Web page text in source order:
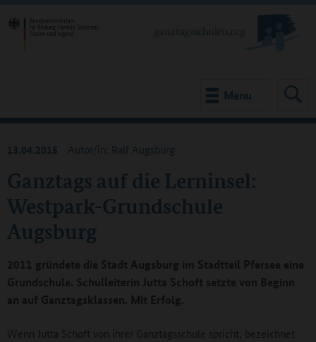
Menu
Ganztags auf die Lerninsel:
Westpark-Grundschule
Augsburg
13.04.2015 Autor/in: Ralf Augsburg
2011 gründete die Stadt Augsburg im Stadtteil Pfersee eine
Grundschule. Schulleiterin Jutta Schoft setzte von Beginn
an auf Ganztagsklassen. Mit Erfolg.
Wenn Jutta Schoft von ihrer Ganztagsschule spricht, bezeichnet